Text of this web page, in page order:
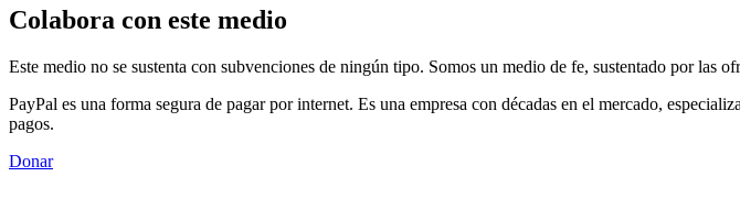
Colabora con este medio
Este medio no se sustenta con subvenciones de ningún tipo. Somos un medio de fe, sustentado por las
PayPal es una forma segura de pagar por internet. Es una empresa con décadas en el mercado,
pagos.
Donar